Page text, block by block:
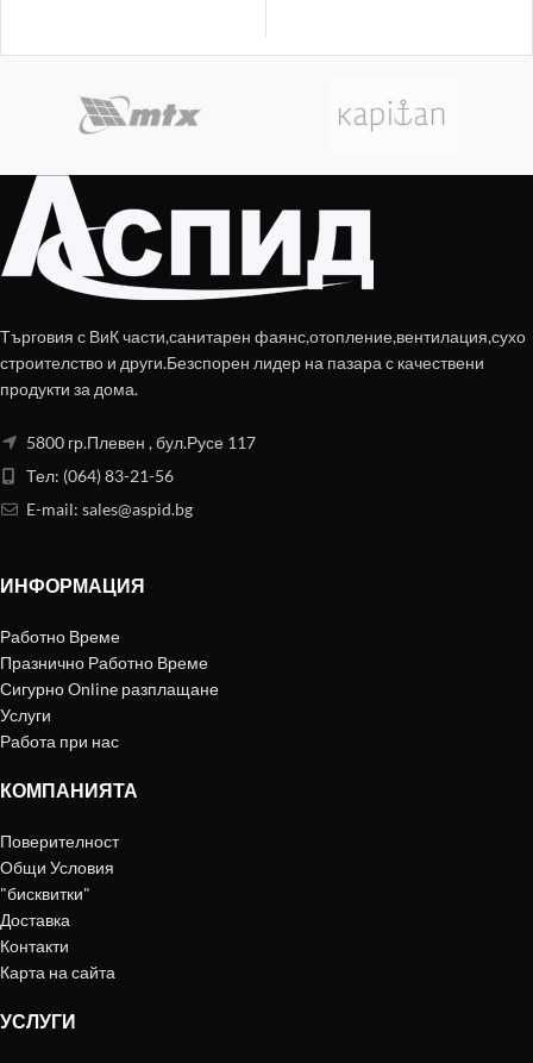
Търговия с ВиК части,санитарен фаянс,отопление,вентилация,сухо
строителство и други.Безспорен лидер на пазара с качествени
продукти за дома.
5800 гр.Плевен , бул.Русе 117
Тел: (064) 83-21-56
E-mail: sales@aspid.bg
ИНФОРМАЦИЯ
Работно Време
Празнично Работно Време
Сигурно Online разплащане
Услуги
Работа при нас
КОМПАНИЯТА
Поверителност
Общи Условия
"бисквитки"
Доставка
Контакти
Карта на сайта
УСЛУГИ